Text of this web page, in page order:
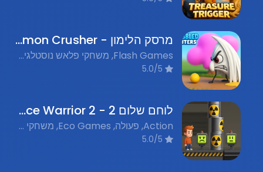
מרסק הלימון - Lemon Crusher
Flash Games, משחקי פלאש נוסטלגים, Action, אקשן
לוחם שלום 2 - Peace Warrior 2
Action, פעולה, Eco Games, משחקי אקולוגיה, Nostalgic Flash Games, משחקי פלאש נוסטלגים